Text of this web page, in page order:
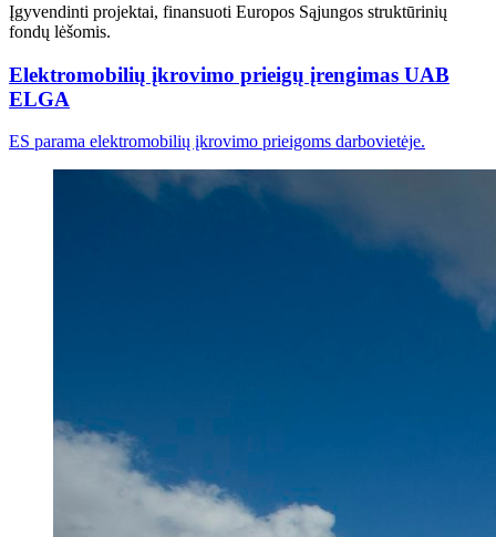
Įgyvendinti projektai, finansuoti Europos Sąjungos struktūrinių
fondų lėšomis.
Elektromobilių įkrovimo prieigų įrengimas UAB
ELGA
ES parama elektromobilių įkrovimo prieigoms darbovietėje.